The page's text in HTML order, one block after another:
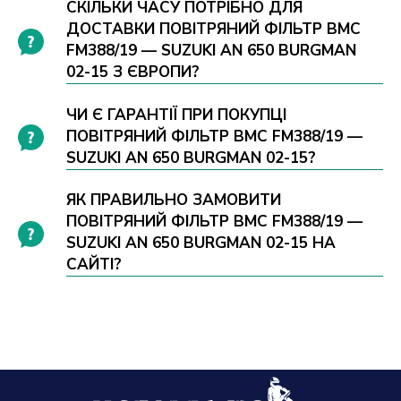
СКІЛЬКИ ЧАСУ ПОТРІБНО ДЛЯ
ДОСТАВКИ ПОВІТРЯНИЙ ФІЛЬТР BMC
FM388/19 — SUZUKI AN 650 BURGMAN
02-15 З ЄВРОПИ?
ЧИ Є ГАРАНТІЇ ПРИ ПОКУПЦІ
ПОВІТРЯНИЙ ФІЛЬТР BMC FM388/19 —
SUZUKI AN 650 BURGMAN 02-15?
ЯК ПРАВИЛЬНО ЗАМОВИТИ
ПОВІТРЯНИЙ ФІЛЬТР BMC FM388/19 —
SUZUKI AN 650 BURGMAN 02-15 НА
САЙТІ?